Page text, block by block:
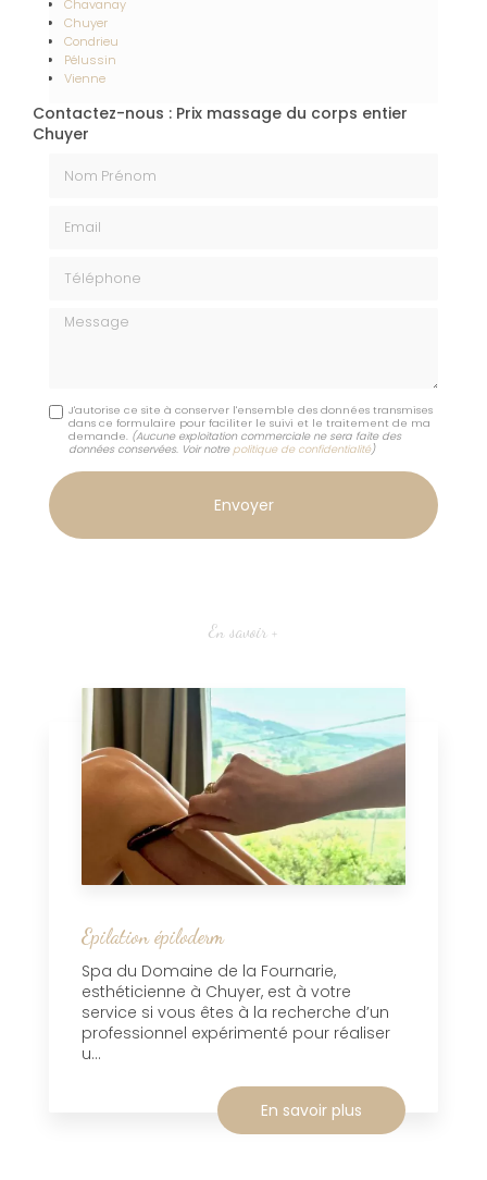
Chavanay
Chuyer
Condrieu
Pélussin
Vienne
Contactez-nous : Prix massage du corps entier
Chuyer
Message
J'autorise ce site à conserver l'ensemble des données transmises
dans ce formulaire pour faciliter le suivi et le traitement de ma
demande. (Aucune exploitation commerciale ne sera faite des
données conservées. Voir notre politique de confidentialité)
En savoir +
Epilation épiloderm
Spa du Domaine de la Fournarie,
esthéticienne à Chuyer, est à votre
service si vous êtes à la recherche d’un
professionnel expérimenté pour réaliser
u...
En savoir plus